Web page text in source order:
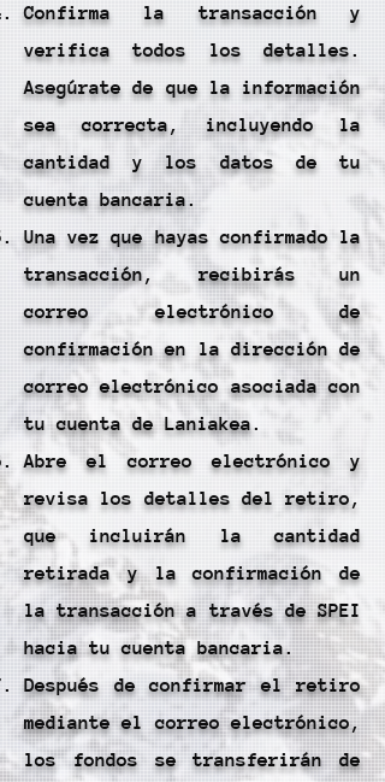
Confirma la transacción y
verifica todos los detalles.
Asegúrate de que la información
sea correcta, incluyendo la
cantidad y los datos de tu
cuenta bancaria.
Una vez que hayas confirmado la
transacción, recibirás un
correo electrónico de
confirmación en la dirección de
correo electrónico asociada con
tu cuenta de Laniakea.
Abre el correo electrónico y
revisa los detalles del retiro,
que incluirán la cantidad
retirada y la confirmación de
la transacción a través de SPEI
hacia tu cuenta bancaria.
Después de confirmar el retiro
mediante el correo electrónico,
los fondos se transferirán de